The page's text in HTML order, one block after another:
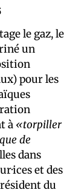
le gaz, le
un
pour les
à «torpiller
de
dans
et des
du